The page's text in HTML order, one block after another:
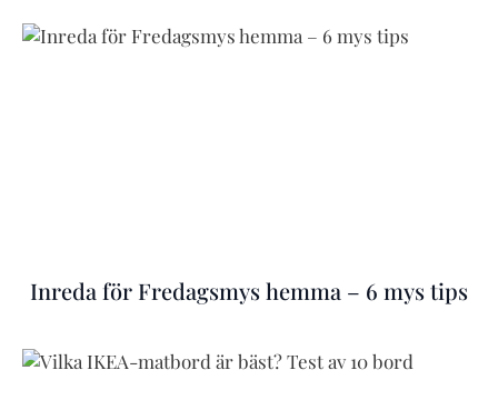
Inreda för Fredagsmys hemma – 6 mys tips